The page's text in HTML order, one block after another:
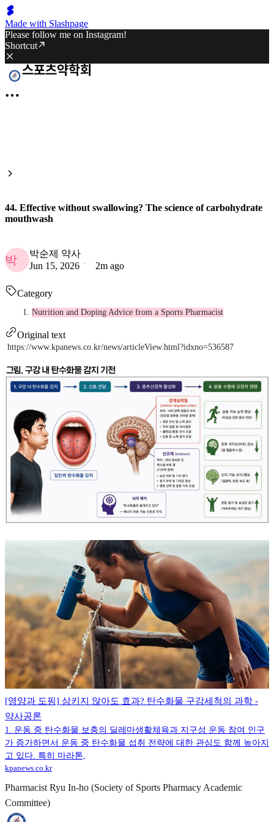
Made with Slashpage
Please follow me on Instagram!
Shortcut
44. Effective without swallowing? The science of carbohydrate
mouthwash
박
박순제 약사
Jun 15, 2026
2m ago
Category
Nutrition and Doping Advice from a Sports Pharmacist
Original text
https://www.kpanews.co.kr/news/articleView.html?idxno=536587
[영양과 도핑] 삼키지 않아도 효과? 탄수화물 구강세척의 과학 -
약사공론
1. 운동 중 탄수화물 보충의 딜레마생활체육과 지구성 운동 참여 인구
가 증가하면서 운동 중 탄수화물 섭취 전략에 대한 관심도 함께 높아지
고 있다. 특히 마라톤,
kpanews.co.kr
Pharmacist Ryu In-ho (Society of Sports Pharmacy Academic
Committee)